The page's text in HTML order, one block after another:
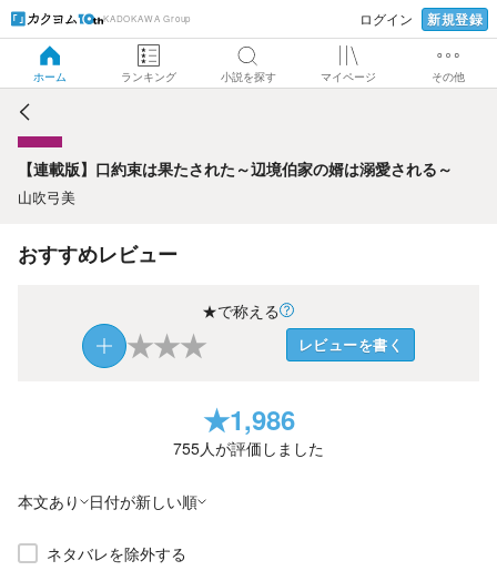
KADOKAWA Group ログイン 新規登録
ホーム ランキング 小説を探す マイページ その他
【連載版】口約束は果たされた～辺境伯家の婿は溺愛される
～
【連載版】口約束は果たされた～辺境伯家の婿は溺愛される～
山吹弓美
おすすめレビュー
★で称える
★★★ レビューを書く
★1,986
755人が評価しました
本文あり 日付が新しい順
ネタバレを除外する